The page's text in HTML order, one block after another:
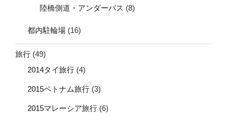
陸橋側道・アンダーパス (8)
都内駐輪場 (16)
旅行 (49)
2014タイ旅行 (4)
2015ベトナム旅行 (3)
2015マレーシア旅行 (6)